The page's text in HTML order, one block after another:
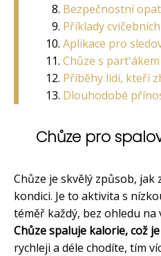
Bezpečnostní
Příklady
Aplikace pro
Chůze s
Příběhy lidí, kteří
Dlouhodobé
Chůze pro
Chůze je skvělý způsob,
kondici. Je to aktivita s
téměř každý, bez ohledu
Chůze spaluje kalorie, což
rychleji a déle chodíte, tím